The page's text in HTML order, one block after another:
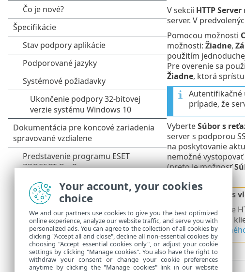
V sekcii HTTP Server
server. V
Pomocou možnosti
možnosti: Žiadne,
použitím
Pre overenie sa
Žiadne, ktorá
Autentifikačné
prípade, že
VyberteSúbor s
server s podporou
na poskytovanie
nemožné
(preto je možnosť
Certifikáty s
Ak používate
na všetkých
Your account, your cookies
choice
We and our partners use cookies to give you the best optimized
online experience, analyze our website traffic, and serve you with
personalized ads. You can agree to the collection of all cookies by
clicking "Accept all and close", decline all non-essential cookies by
choosing "Accept essential cookies only", or adjust your cookie
settings by clicking "Manage cookies". You also have the right to
withdraw your consent or change your cookie preferences
anytime by clicking the "Manage cookies" link in our website